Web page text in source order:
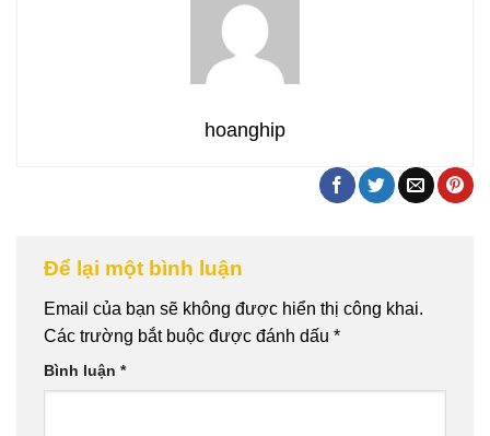
hoanghip
Để lại một bình luận
Email của bạn sẽ không được hiển thị công khai.
Các trường bắt buộc được đánh dấu *
Bình luận *